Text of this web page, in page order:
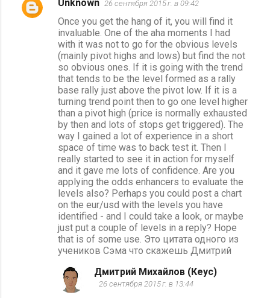
К
Unknown 26 сентября 2015 г. в 09:42
Once you get the hang of it, you will find it
invaluable. One of the aha moments I had
with it was not to go for the obvious levels
(mainly pivot highs and lows) but find the not
so obvious ones. If it is going with the trend
that tends to be the level formed as a rally
base rally just above the pivot low. If it is a
turning trend point then to go one level higher
than a pivot high (price is normally exhausted
by then and lots of stops get triggered). The
way I gained a lot of experience in a short
space of time was to back test it. Then I
really started to see it in action for myself
and it gave me lots of confidence. Are you
applying the odds enhancers to evaluate the
levels also? Perhaps you could post a chart
on the eur/usd with the levels you have
identified - and I could take a look, or maybe
just put a couple of levels in a reply? Hope
that is of some use. Это цитата одного из
учеников Сэма что скажешь Дмитрий
Дмитрий Михайлов (Кеус)
26 сентября 2015 г. в 13:44